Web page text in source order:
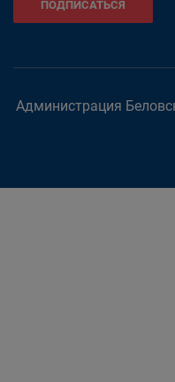
ПОДПИСАТЬСЯ
Администрация